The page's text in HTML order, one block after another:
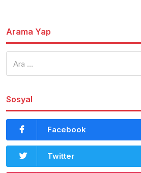
Arama Yap
Sosyal
Facebook
Twitter